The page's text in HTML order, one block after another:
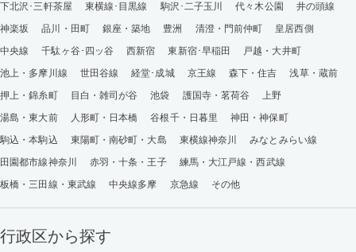
下北沢･三軒茶屋
東横線･目黒線 駒沢･二子玉川 代々木公園
井の頭線
神楽坂
品川・田町 銀座・築地 豊洲 清澄・門前仲町
皇居西側
中央線
千駄ヶ谷･四ッ谷 西新宿 東新宿･早稲田
戸越・大井町
池上・多摩川線
世田谷線 経堂･成城 京王線 森下・住吉
浅草・蔵前
押上・錦糸町
目白・雑司が谷 池袋 護国寺・茗荷谷
上野
湯島・東大前
人形町・日本橋 谷根千・日暮里
神田・神保町
駒込・本駒込
東陽町・南砂町・大島 東横線神奈川
みなとみらい線
田園都市線神奈川
赤羽・十条・王子
練馬・大江戸線・西武線
板橋・三田線・東武線
中央線多摩 京急線 その他
行政区から探す